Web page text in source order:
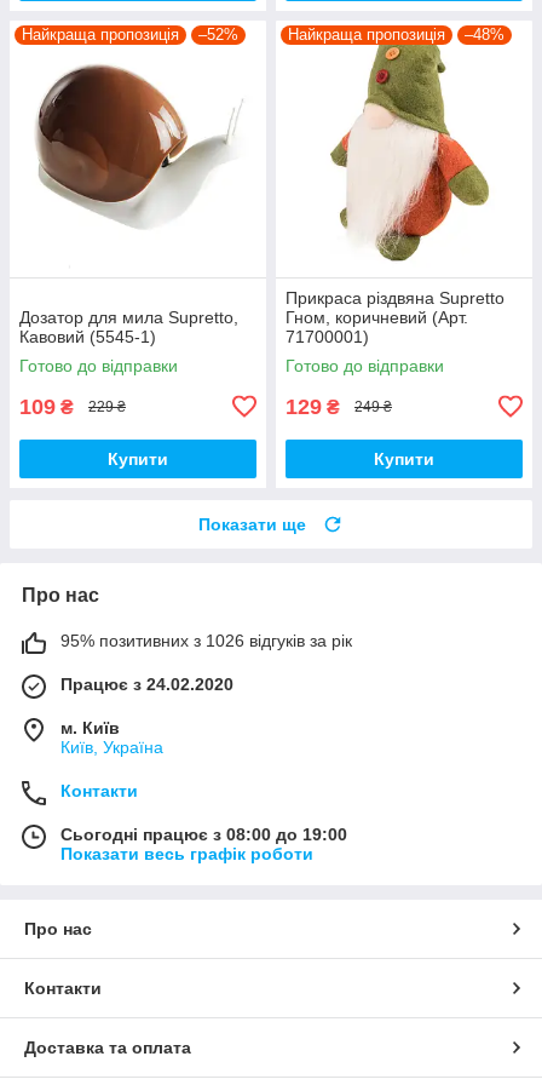
Найкраща пропозиція –52%
Дозатор для мила Supretto,
Кавовий (5545-1)
Готово до відправки
109 ₴ 229 ₴
Купити
Найкраща пропозиція –48%
Прикраса різдвяна Supretto
Гном, коричневий (Арт.
71700001)
Готово до відправки
129 ₴ 249 ₴
Купити
Показати ще
Про нас
95% позитивних з 1026 відгуків за рік
Працює з 24.02.2020
м. Київ
Київ, Україна
Контакти
Сьогодні працює з 08:00 до 19:00
Показати весь графік роботи
Про нас
Контакти
Доставка та оплата